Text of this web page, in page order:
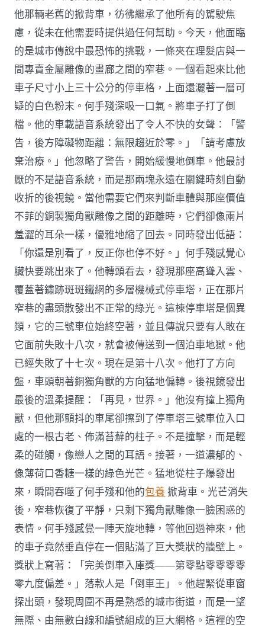
他那輛老舊的掀背車，彷彿繼承了他所有的駕駛焦
慮，從未在他需要時提供過任何幫助。今天，他面臨
的是城市傳說中最恐怖的挑戰，一條夾在理髮店與一
間專賣金屬雕像的畫廊之間的窄巷。一個看起來比他
車子尺寸小上三十公分的停車格，上面還灑著一層可
疑的白色粉末。何手殘深吸一口氣。將車子打了倒
檔。他的車載語音系統發出了令人不快的女聲：「警
告，後方障礙物距離：無限趨近於零。」「請考慮放
棄治療。」他忽略了警告，開始緩慢地倒車。他最討
厭的不是語音系統，而是那兩塊永遠在關鍵時刻自動
收折的後視鏡。當他需要它們來判斷車體與那座價值
不菲的銅製獨角獸雕像之間的距離時，它們卻像兩片
羞澀的耳朵一樣，優雅地縮了回去。同時發出低語：
「你還是別看了，反正你也停不好。」何手殘感覺心
臟快要跳出來了。他轉頭看去，發現那座高聳入雲、
覆蓋著鏽跡斑斑鐵網的多層機械式停車塔，正在那片
窄巷的盡頭散發出不正常的綠光。這棟停車塔是個異
類，它的三號車位始終空著，並且傳說只要有人敢在
它面前失敗十八次，就會被傳送到一個泊車地獄。他
已經失敗了十七次。現在是第十八次。他打了方向
盤，車頭朝著銅獨角獸的方向猛地偏轉。後視鏡發出
最後的溫柔提醒：「再見，世界。」他沒有撞上獨角
獸，但他那顫抖的車尾卻擦到了停車塔三號車位入口
處的一根古老、佈滿苔蘚的柱子。不是撞擊，而是輕
柔的碰觸，像戀人之間的耳語。接著，一道濃郁的、
像薄荷口香糖一樣的綠色光芒。猛地從柱子爆發出
來，瞬間吞噬了何手殘和他的包養 掀背車。光芒消失
後，窄巷恢復了平靜，只剩下獨角獸雕像一臉困惑的
表情。何手殘感覺一陣天旋地轉，等他回過神來，他
的車子竟然垂直停在一個貼滿了巨大獎狀的牆壁上。
獎狀上寫著：「完美倒車入庫獎——第零點零零零零
零九度偏差。」落款人是「倒車王」。他趕緊從車窗
探出頭，發現周圍不再是熟悉的城市街道，而是一望
無際、由無數白線和編號組成的巨大網格。這裡的空